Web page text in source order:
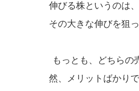
伸びる株というのは
その大きな伸びを狙
もっとも、どちらの
然、メリットばかり